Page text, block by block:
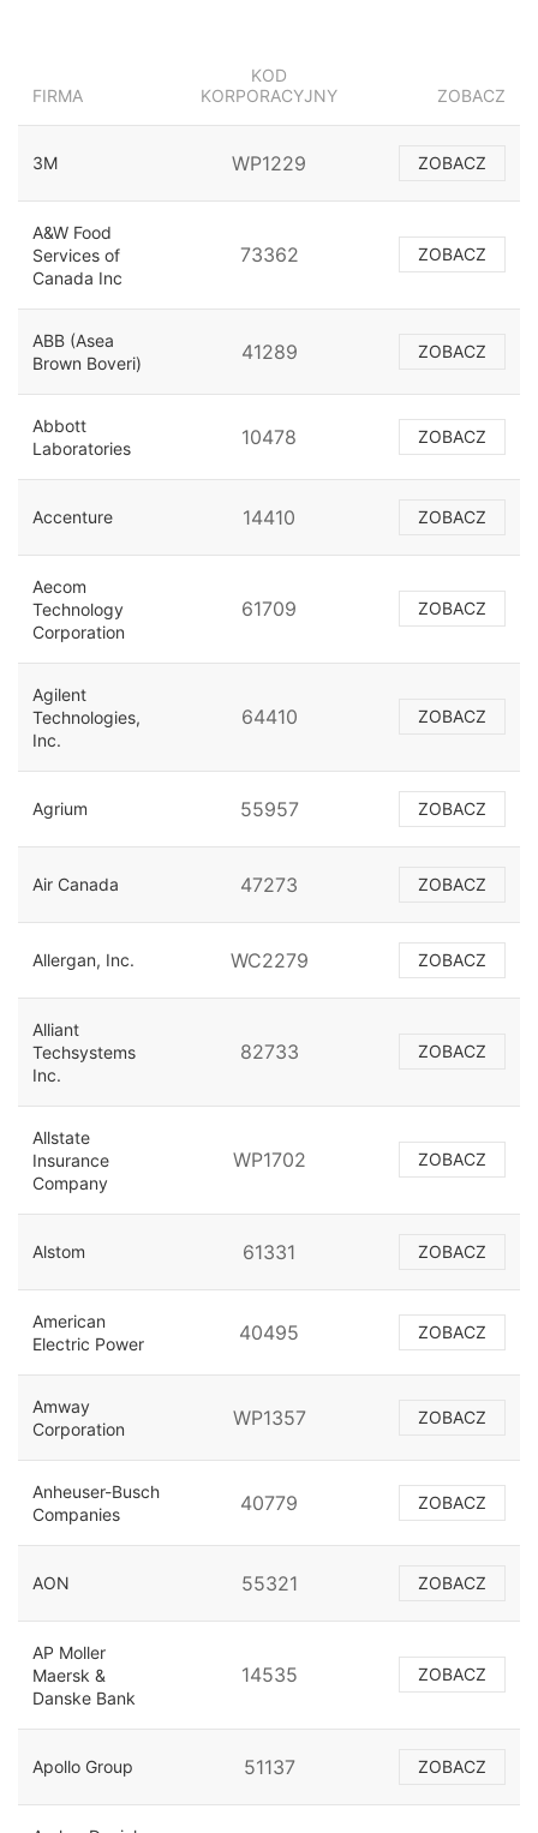
FIRMA
KOD
KORPORACYJNY
ZOBACZ
3M WP1229 ZOBACZ
A&W Food
Services of
Canada Inc
73362 ZOBACZ
ABB (Asea
Brown Boveri)
41289 ZOBACZ
Abbott
Laboratories
10478 ZOBACZ
Accenture 14410 ZOBACZ
Aecom
Technology
Corporation
61709 ZOBACZ
Agilent
Technologies,
Inc.
64410 ZOBACZ
Agrium 55957 ZOBACZ
Air Canada 47273 ZOBACZ
Allergan, Inc. WC2279 ZOBACZ
Alliant
Techsystems
Inc.
82733 ZOBACZ
Allstate
Insurance
Company
WP1702 ZOBACZ
Alstom 61331 ZOBACZ
American
Electric Power
40495 ZOBACZ
Amway
Corporation
WP1357 ZOBACZ
Anheuser-Busch
Companies
40779 ZOBACZ
AON 55321 ZOBACZ
AP Moller
Maersk &
Danske Bank
14535 ZOBACZ
Apollo Group 51137 ZOBACZ